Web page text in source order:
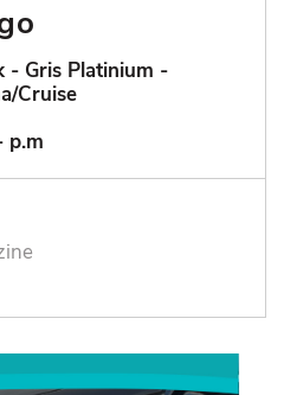
- Gris Platinium -
Cruise
p.m